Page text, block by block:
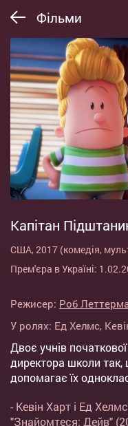
Фільми
Капітан
США, 2017 (комедія,
Прем'єра в Україні:
Режисер: Роб
У ролях: Ед Хелмс,
Двоє учнів
директора школи так,
допомагає їх
- Кевін Харт і Ед
"Знайомтеся: Дейв"